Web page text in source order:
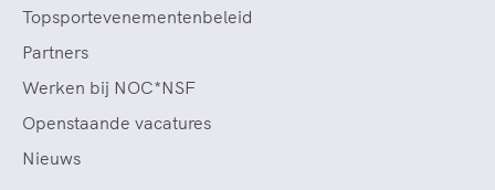
Topsportevenementenbeleid
Partners
Werken bij NOC*NSF
Openstaande vacatures
Nieuws